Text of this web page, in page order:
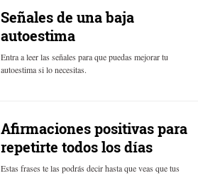
Señales de una baja
autoestima
Entra a leer las señales para que puedas mejorar tu
autoestima si lo necesitas.
Afirmaciones positivas para
repetirte todos los días
Estas frases te las podrás decir hasta que veas que tus